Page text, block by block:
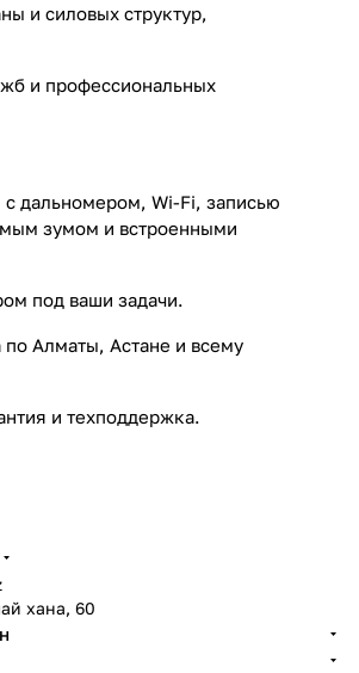
и силовых структур,
и профессиональных
дальномером, Wi-Fi, записью
зумом и встроенными
под ваши задачи.
по Алматы, Астане и всему
и техподдержка.
хана, 60